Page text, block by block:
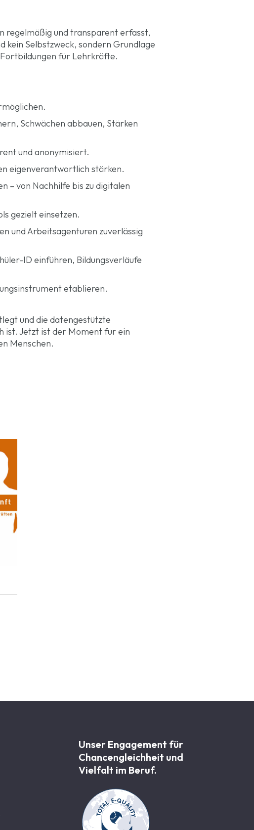
regelmäßig und transparent erfasst,
Selbstzweck, sondern Grundlage
für Lehrkräfte.
Schwächen abbauen, Stärken
und anonymisiert.
eigenverantwortlich stärken.
– von Nachhilfe bis zu digitalen
gezielt einsetzen.
und Arbeitsagenturen zuverlässig
ID einführen, Bildungsverläufe
etablieren.
und die datengestützte
ist. Jetzt ist der Moment für ein
Menschen.
Unser Engagement für
Chancen­gleichheit und
Vielfalt im Beruf.